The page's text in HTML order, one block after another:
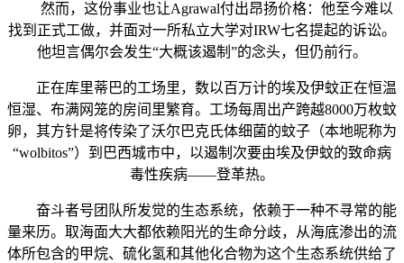
然而，这份事业也让Agrawal付出昂扬价格：他至今难以
找到正式工做，并面对一所私立大学对IRW七名提起的诉讼。
他坦言偶尔会发生“大概该遏制”的念头，但仍前行。
正在库里蒂巴的工场里，数以百万计的埃及伊蚊正在恒温
恒湿、布满网笼的房间里繁育。工场每周出产跨越8000万枚蚊
卵，其方针是将传染了沃尔巴克氏体细菌的蚊子（本地昵称为
“wolbitos”）到巴西城市中，以遏制次要由埃及伊蚊的致命病
毒性疾病——登革热。
奋斗者号团队所发觉的生态系统，依赖于一种不寻常的能
量来历。取海面大大都依赖阳光的生命分歧，从海底渗出的流
体所包含的甲烷、硫化氢和其他化合物为这个生态系统供给了